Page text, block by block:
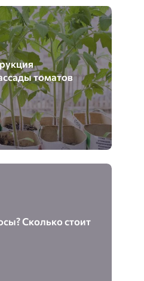
томатов
Сколько стоит